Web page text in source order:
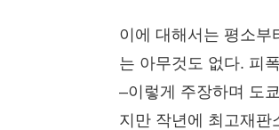
이에 대해서는 평소부
는 아무것도 없다. 피
–이렇게 주장하며 도
지만 작년에 최고재판